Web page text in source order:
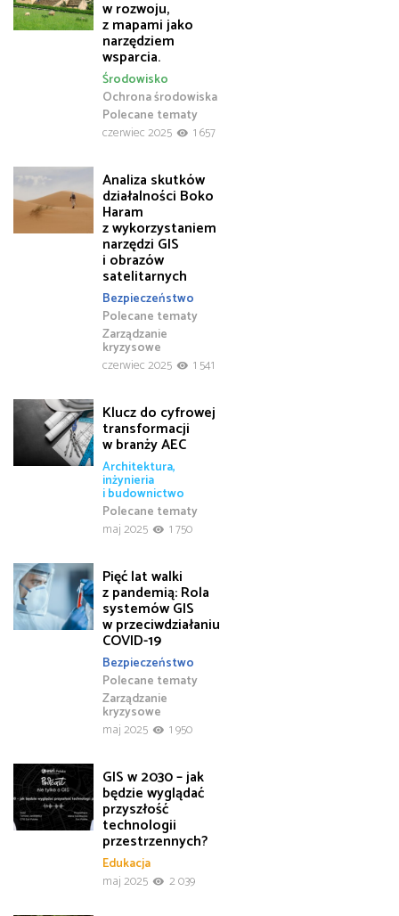
w rozwoju,
z mapami jako
narzędziem
wsparcia.
Ochrona środowiska
Polecane tematy
Środowisko
czerwiec 2025 1 657
Analiza skutków
działalności Boko
Haram
z wykorzystaniem
narzędzi GIS
i obrazów
satelitarnych
Bezpieczeństwo
Polecane tematy
Zarządzanie
kryzysowe
czerwiec 2025
1 541
Klucz do cyfrowej
transformacji
w branży AEC
Architektura,
inżynieria
i budownictwo
Polecane tematy
maj 2025
1 750
Pięć lat walki
z pandemią: Rola
systemów GIS
w przeciwdziałaniu
COVID-19
Bezpieczeństwo
Polecane tematy
Zarządzanie
kryzysowe
maj 2025
1 950
GIS w 2030 – jak
będzie wyglądać
przyszłość
technologii
przestrzennych?
Edukacja
maj 2025
2 039